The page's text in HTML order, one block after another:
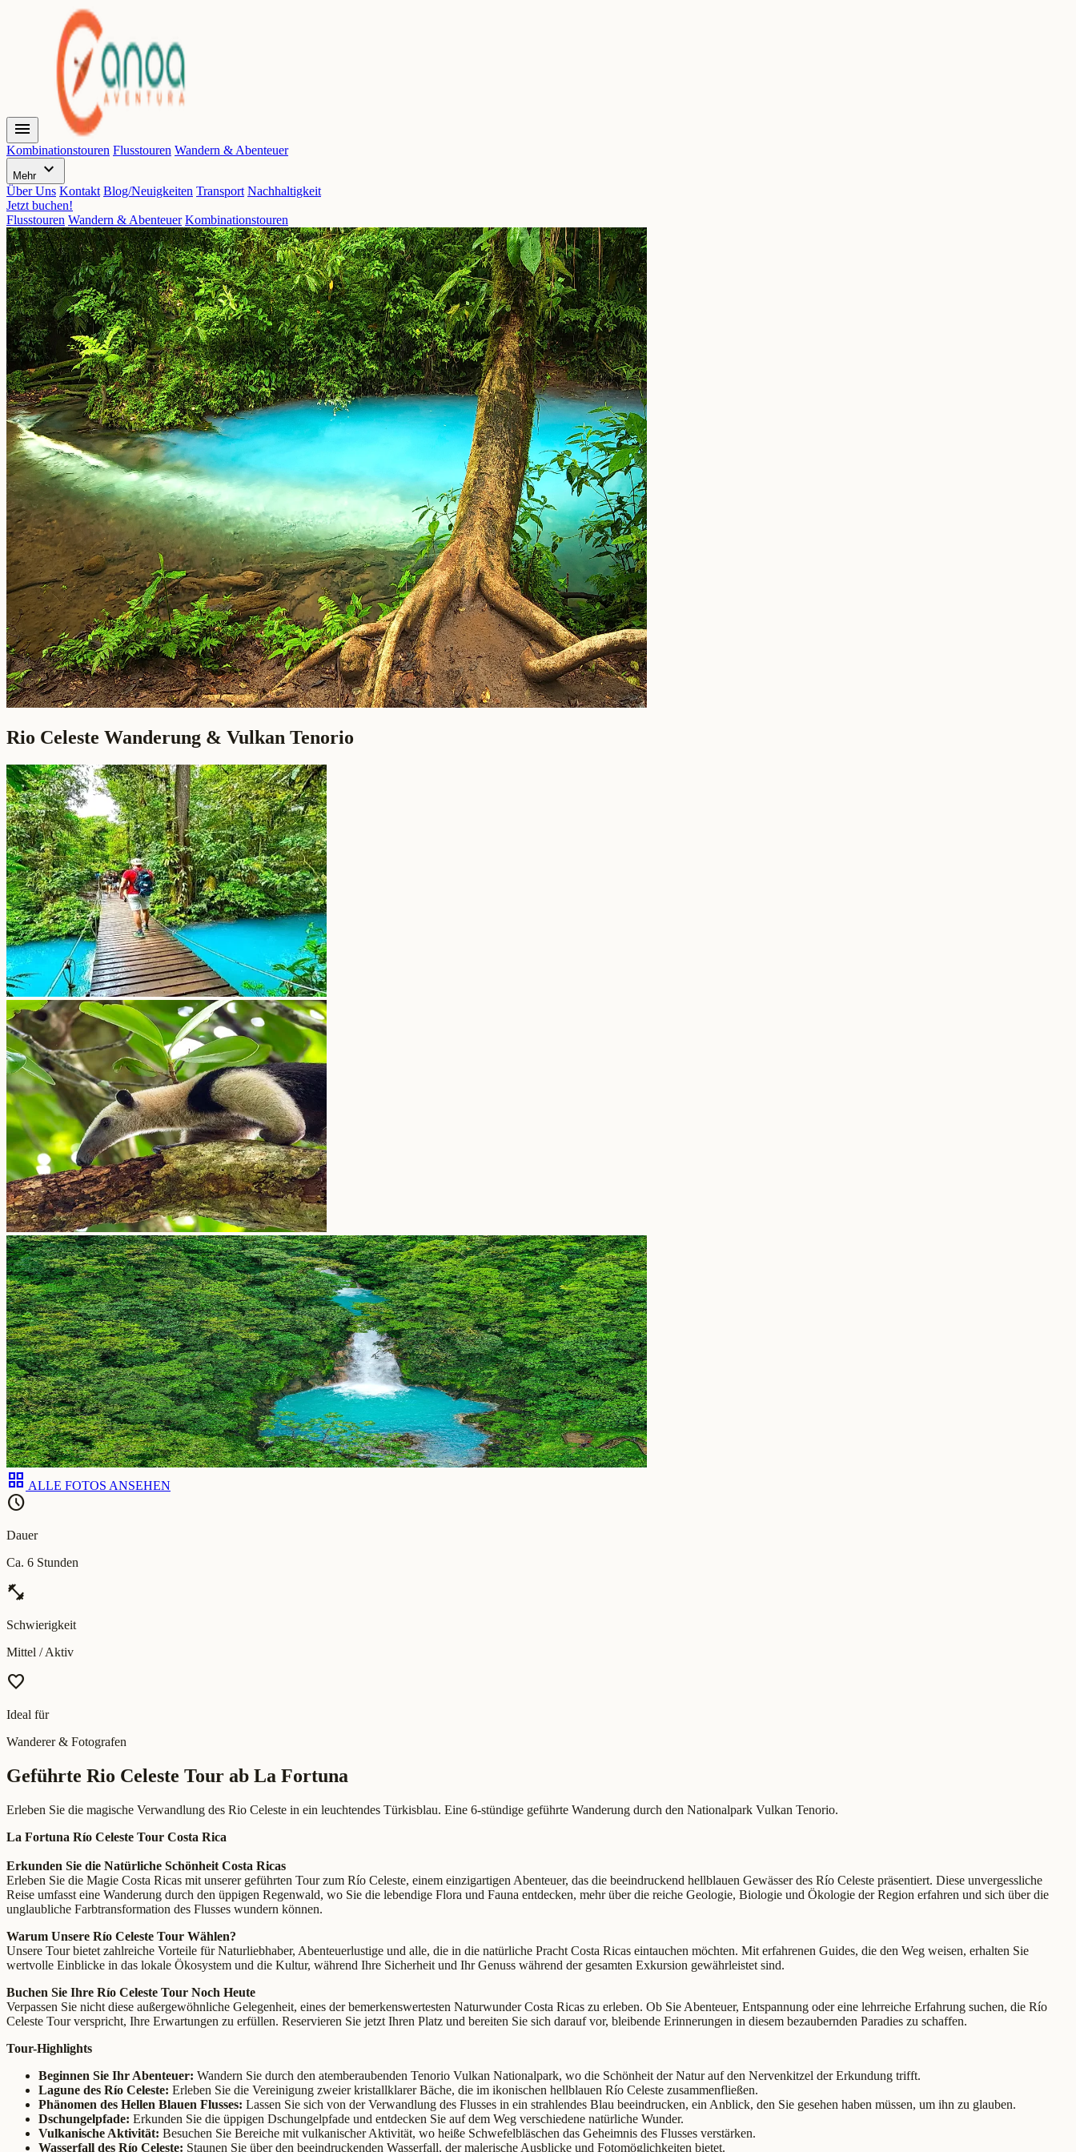
menu
Kombinationstouren Flusstouren Wandern & Abenteuer
Mehr expand_more
Über Uns Kontakt Blog/Neuigkeiten Transport Nachhaltigkeit
Jetzt buchen!
Flusstouren Wandern & Abenteuer Kombinationstouren
Rio Celeste Wanderung & Vulkan Tenorio
grid_view ALLE FOTOS ANSEHEN
schedule
Dauer
Ca. 6 Stunden
fitness_center
Schwierigkeit
Mittel / Aktiv
favorite
Ideal für
Wanderer & Fotografen
Geführte Rio Celeste Tour ab La Fortuna
Erleben Sie die magische Verwandlung des Rio Celeste in ein leuchtendes Türkisblau. Eine 6-stündige geführte Wanderung durch den Nationalpark Vulkan Tenorio.
La Fortuna Río Celeste Tour Costa Rica
Erkunden Sie die Natürliche Schönheit Costa Ricas
Erleben Sie die Magie Costa Ricas mit unserer geführten Tour zum Río Celeste, einem einzigartigen Abenteuer, das die beeindruckend hellblauen Gewässer des Río Celeste präsentiert. Diese unvergessliche
Reise umfasst eine Wanderung durch den üppigen Regenwald, wo Sie die lebendige Flora und Fauna entdecken, mehr über die reiche Geologie, Biologie und Ökologie der Region erfahren und sich über die
unglaubliche Farbtransformation des Flusses wundern können.
Warum Unsere Río Celeste Tour Wählen?
Unsere Tour bietet zahlreiche Vorteile für Naturliebhaber, Abenteuerlustige und alle, die in die natürliche Pracht Costa Ricas eintauchen möchten. Mit erfahrenen Guides, die den Weg weisen, erhalten Sie
wertvolle Einblicke in das lokale Ökosystem und die Kultur, während Ihre Sicherheit und Ihr Genuss während der gesamten Exkursion gewährleistet sind.
Buchen Sie Ihre Río Celeste Tour Noch Heute
Verpassen Sie nicht diese außergewöhnliche Gelegenheit, eines der bemerkenswertesten Naturwunder Costa Ricas zu erleben. Ob Sie Abenteuer, Entspannung oder eine lehrreiche Erfahrung suchen, die Río
Celeste Tour verspricht, Ihre Erwartungen zu erfüllen. Reservieren Sie jetzt Ihren Platz und bereiten Sie sich darauf vor, bleibende Erinnerungen in diesem bezaubernden Paradies zu schaffen.
Tour-Highlights
Beginnen Sie Ihr Abenteuer: Wandern Sie durch den atemberaubenden Tenorio Vulkan Nationalpark, wo die Schönheit der Natur auf den Nervenkitzel der Erkundung trifft.
Lagune des Río Celeste: Erleben Sie die Vereinigung zweier kristallklarer Bäche, die im ikonischen hellblauen Río Celeste zusammenfließen.
Phänomen des Hellen Blauen Flusses: Lassen Sie sich von der Verwandlung des Flusses in ein strahlendes Blau beeindrucken, ein Anblick, den Sie gesehen haben müssen, um ihn zu glauben.
Dschungelpfade: Erkunden Sie die üppigen Dschungelpfade und entdecken Sie auf dem Weg verschiedene natürliche Wunder.
Vulkanische Aktivität: Besuchen Sie Bereiche mit vulkanischer Aktivität, wo heiße Schwefelbläschen das Geheimnis des Flusses verstärken.
Wasserfall des Río Celeste: Staunen Sie über den beeindruckenden Wasserfall, der malerische Ausblicke und Fotomöglichkeiten bietet.